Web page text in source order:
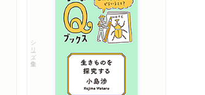
シリーズ・全集